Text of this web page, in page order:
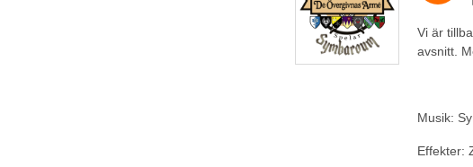
Vi är
avsnitt.
Musik:
Effekter: